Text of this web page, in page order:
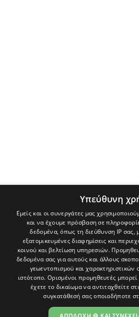
Υπεύθυνη
Εμείς και οι συνεργάτες μας
και να έχουμε πρόσβαση σε
δεδομένα, όπως τη διεύθυνση IP σας,
εξατομικευμένες διαφημίσεις και
κοινού και βελτίωση υπηρεσιών.
δεδομένα σας για αυτούς και άλλους
γεωεντοπισμού και χαρακτηριστικών
ιστότοπο. Ορισμένοι προμηθευτές
έχετε το δικαίωμα να αντιταχθείτε
συγκατάθεσή σας οποιαδήποτε